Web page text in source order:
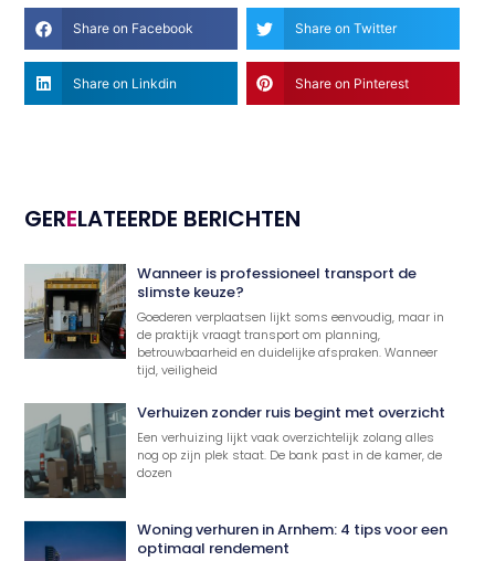
Share on Facebook Share on Twitter
Share on Linkdin Share on Pinterest
GERELATEERDE BERICHTEN
Wanneer is professioneel transport de
slimste keuze?
Goederen verplaatsen lijkt soms eenvoudig, maar in
de praktijk vraagt transport om planning,
betrouwbaarheid en duidelijke afspraken. Wanneer
tijd, veiligheid
Verhuizen zonder ruis begint met overzicht
Een verhuizing lijkt vaak overzichtelijk zolang alles
nog op zijn plek staat. De bank past in de kamer, de
dozen
Woning verhuren in Arnhem: 4 tips voor een
optimaal rendement